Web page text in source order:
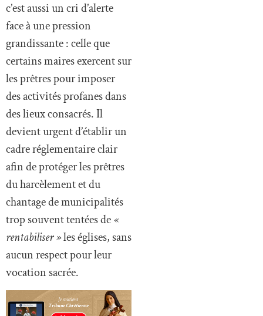
c’est aussi un cri d’alerte
face à une pression
grandissante : celle que
certains maires exercent sur
les prêtres pour imposer
des activités profanes dans
des lieux consacrés. Il
devient urgent d’établir un
cadre réglementaire clair
afin de protéger les prêtres
du harcèlement et du
chantage de municipalités
trop souvent tentées de«
rentabiliser »les églises, sans
aucun respect pour leur
vocation sacrée.